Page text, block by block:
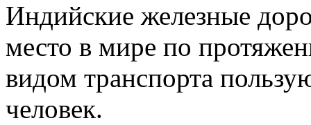
Индийские железные
место в мире по
видом транспорта
человек.